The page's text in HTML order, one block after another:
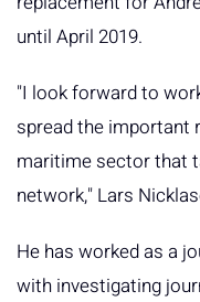
until April 2019.
"I look forward to
spread the important
maritime sector that
network," Lars
He has worked as a
with investigating